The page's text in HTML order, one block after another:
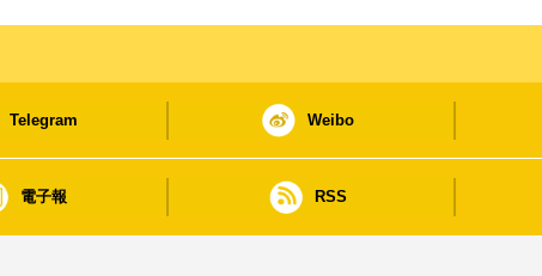
Telegram Weibo
電子報 RSS